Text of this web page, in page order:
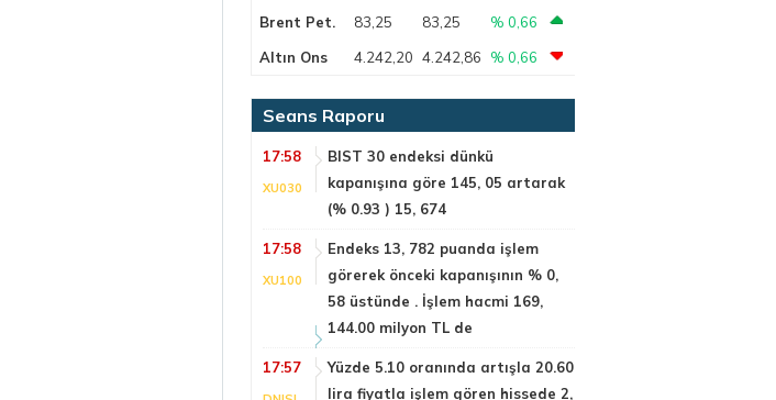
Brent Pet.
83,25 83,25
% 0,66
Altın Ons
4.242,20 4.242,86 % 0,66
Seans Raporu
17:58
XU030
BIST 30 endeksi dünkü
kapanışına göre 145, 05 artarak
(% 0.93 ) 15, 674
17:58
XU100
Endeks 13, 782 puanda işlem
görerek önceki kapanışının % 0,
58 üstünde . İşlem hacmi 169,
144.00 milyon TL de
17:57
Yüzde 5.10 oranında artışla 20.60
lira fiyatla işlem gören hissede 2,